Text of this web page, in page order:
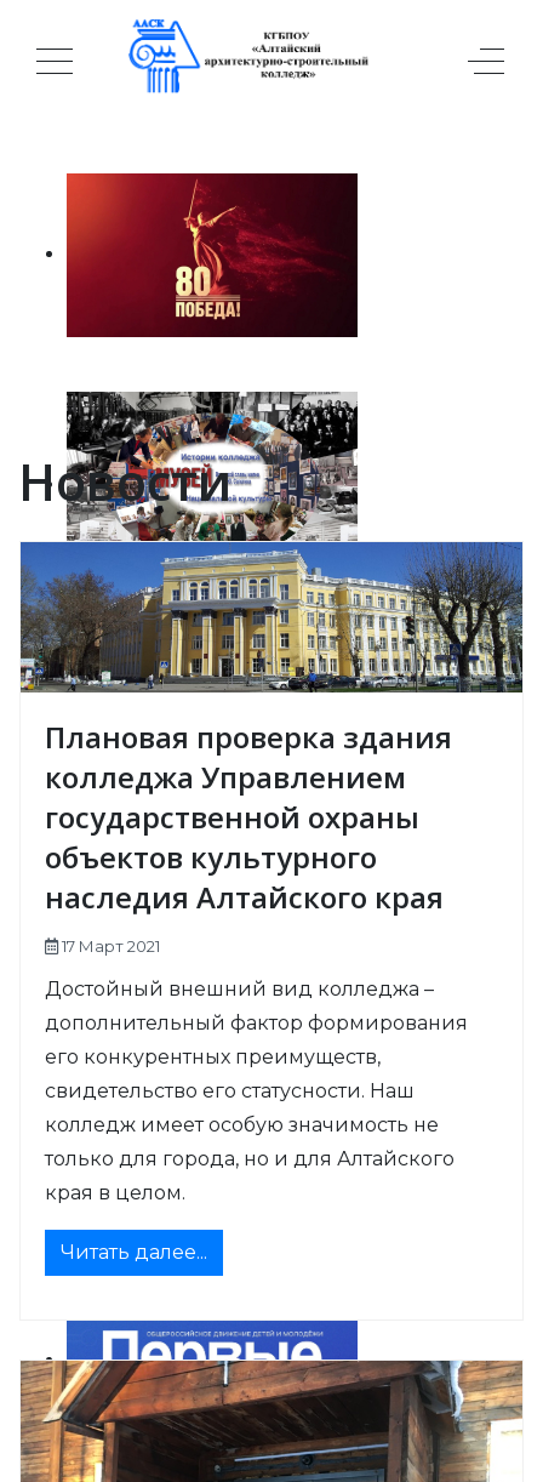
Новости
Плановая проверка здания
колледжа Управлением
государственной охраны
объектов культурного
наследия Алтайского края
17 Март 2021
Достойный внешний вид колледжа –
дополнительный фактор формирования
его конкурентных преимуществ,
свидетельство его статусности. Наш
колледж имеет особую значимость не
только для города, но и для Алтайского
края в целом.
Читать далее...